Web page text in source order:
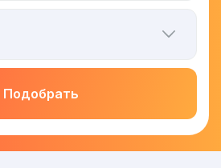
Подобрать